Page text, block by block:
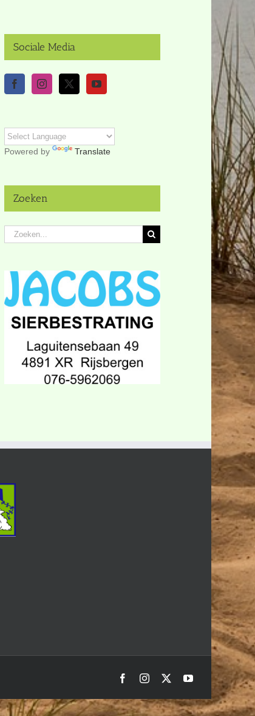
Sociale Media
Powered by Translate
Zoeken
Zoeken
naar:
FacebookInstagram YouTube